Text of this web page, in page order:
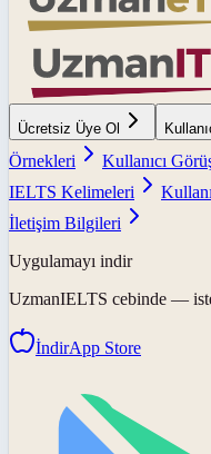
Ücretsiz Üye Ol
Örnekleri
Kullanıcı
IELTS Kelimeleri
İletişim Bilgileri
Uygulamayı indir
UzmanIELTS cebinde —
İndirApp Store